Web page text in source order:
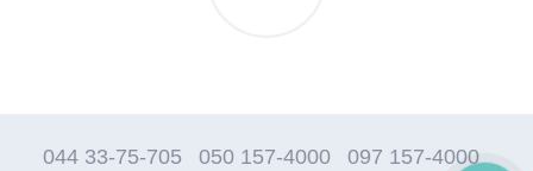
044 33-75-705 050 157-4000
097 157-4000